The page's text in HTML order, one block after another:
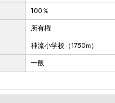
100％
所有権
神流小学校（1750m）
一般